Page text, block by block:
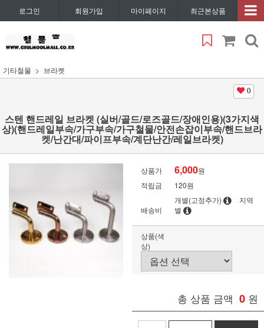
로그인 회원가입 마이페이지 최근본상품
기타철물 브라켓
0
스텐 핸드레일 브라켓 (실버/골드/로즈골드/장애인용)(3가지색
상)(핸드레일부속/가구부속/가구철물/안전손잡이부속/핸드브라
켓/난간대/파이프부속/계단난간/레일브라켓)
상품가 6,000원
적립금
120원
배송비
개별(고정추가)
지역
별
상품(색
상)
총 상품 금액 0 원